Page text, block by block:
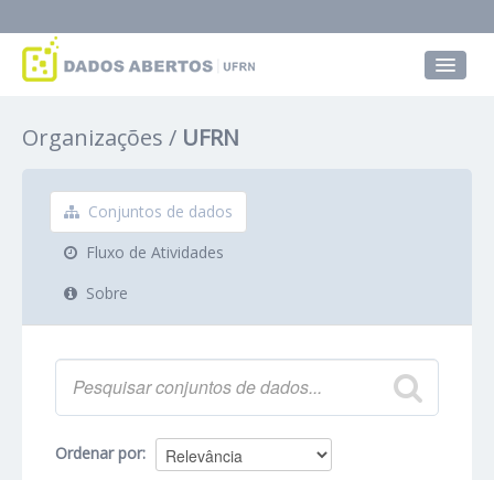
Grupos
Sobre
Organizações UFRN
Conjuntos de dados
Fluxo de Atividades
Sobre
Ordenar por